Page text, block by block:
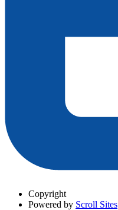
Copyright
Powered by Scroll Sites